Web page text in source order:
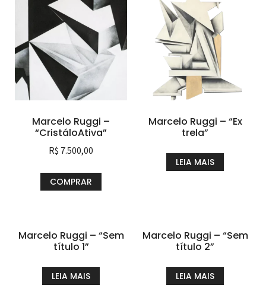
Marcelo Ruggi –
“CristáloAtiva”
R$ 7.500,00
COMPRAR
Marcelo Ruggi – “Ex
trela”
LEIA MAIS
Marcelo Ruggi – “Sem
título 1”
LEIA MAIS
Marcelo Ruggi – “Sem
título 2”
LEIA MAIS